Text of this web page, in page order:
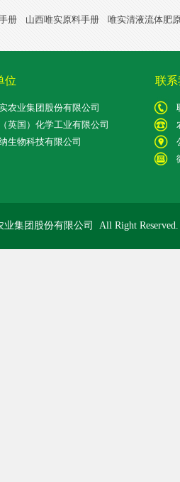
册 山西唯实原料手册 唯实清液流体肥
位 联
农业集团股份有限公司
英国）化学工业有限公司
生物科技有限公司
业集团股份有限公司 All Right